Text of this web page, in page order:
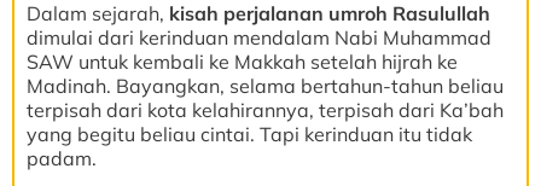
Dalam sejarah, kisah perjalanan umroh Rasulullah
dimulai dari kerinduan mendalam Nabi Muhammad
SAW untuk kembali ke Makkah setelah hijrah ke
Madinah. Bayangkan, selama bertahun-tahun beliau
terpisah dari kota kelahirannya, terpisah dari Ka’bah
yang begitu beliau cintai. Tapi kerinduan itu tidak
padam.